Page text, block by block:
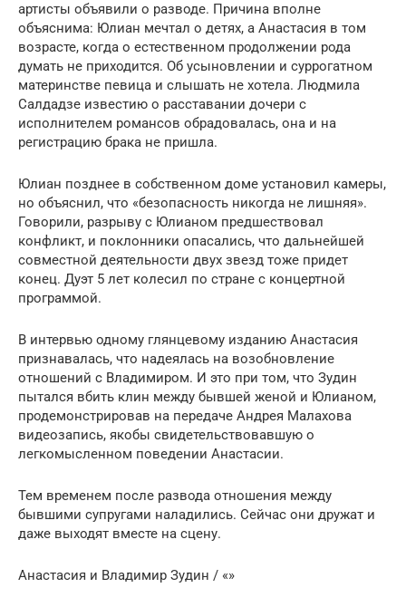
артисты объявили о разводе. Причина вполне
объяснима: Юлиан мечтал о детях, а Анастасия в том
возрасте, когда о естественном продолжении рода
думать не приходится. Об усыновлении и суррогатном
материнстве певица и слышать не хотела. Людмила
Салдадзе известию о расставании дочери с
исполнителем романсов обрадовалась, она и на
регистрацию брака не пришла.
Юлиан позднее в собственном доме установил камеры,
но объяснил, что «безопасность никогда не лишняя».
Говорили, разрыву с Юлианом предшествовал
конфликт, и поклонники опасались, что дальнейшей
совместной деятельности двух звезд тоже придет
конец. Дуэт 5 лет колесил по стране с концертной
программой.
В интервью одному глянцевому изданию Анастасия
признавалась, что надеялась на возобновление
отношений с Владимиром. И это при том, что Зудин
пытался вбить клин между бывшей женой и Юлианом,
продемонстрировав на передаче Андрея Малахова
видеозапись, якобы свидетельствовавшую о
легкомысленном поведении Анастасии.
Тем временем после развода отношения между
бывшими супругами наладились. Сейчас они дружат и
даже выходят вместе на сцену.
Анастасия и Владимир Зудин / «»